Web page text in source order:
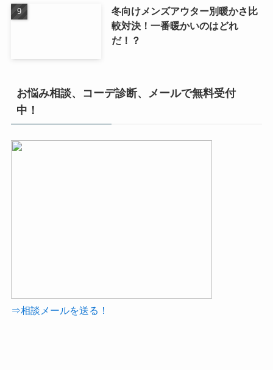
冬向けメンズアウター別暖かさ比
較対決！一番暖かいのはどれ
だ！？
お悩み相談、コーデ診断、メールで無料受付
中！
⇒相談メールを送る！